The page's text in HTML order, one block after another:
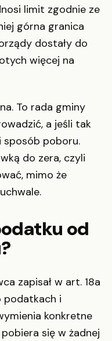
limit zgodnie ze
górna granica
dostały do
więcej na
To rada gminy
a jeśli tak
poboru.
do zera, czyli
mimo że
od
zapisał w art. 18a
podatkach i
konkretne
się w żadnej